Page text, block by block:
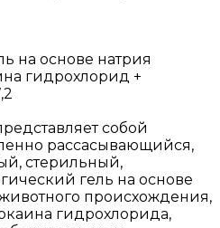
на основе натрия
гидрохлорид +
собой
рассасывающийся,
стерильный,
гель на основе
происхождения,
гидрохлорида,